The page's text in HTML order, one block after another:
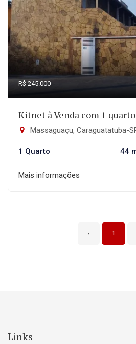
R$ 245.000
Kitnet à Venda com 1
Massaguaçu, Caraguatatuba-
1 Quarto 44
Mais informações
‹ 1
Links